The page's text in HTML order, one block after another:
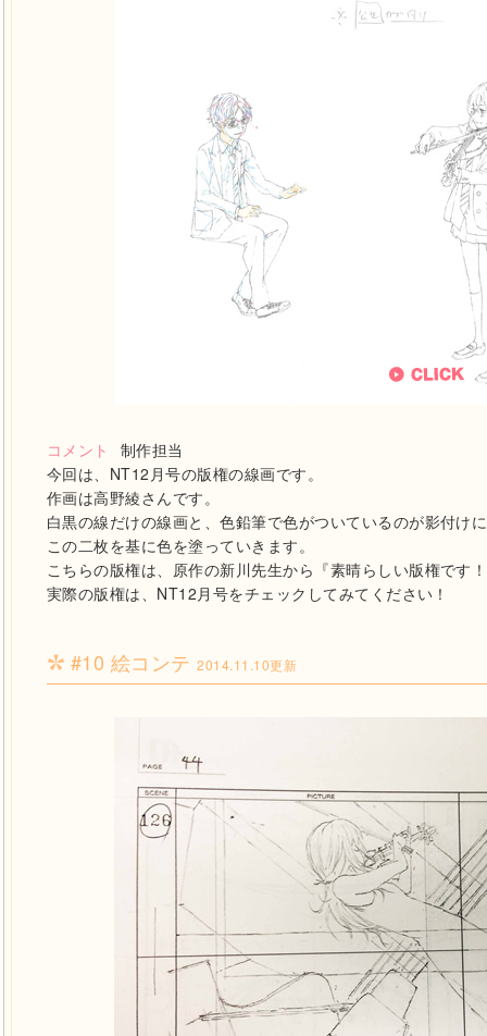
コメント
制作担当
今回は、NT12月号の版権の線画です。
作画は高野綾さんです。
白黒の線だけの線画と、色鉛筆で色がついているのが影付け
この二枚を基に色を塗っていきます。
こちらの版権は、原作の新川先生から『素晴らしい版権です
実際の版権は、NT12月号をチェックしてみてください！
#10 絵コンテ2014.11.10更新